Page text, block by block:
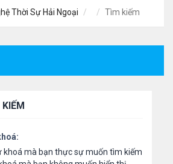
Thời Sự Hải Ngoại Tìm kiếm
khoá mà bạn thực sự muốn tìm kiếm